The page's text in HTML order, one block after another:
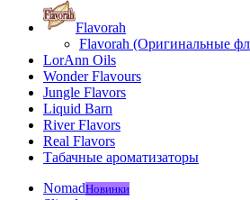
Flavorah
Flavorah (Оригинальные
LorAnn Oils
Wonder Flavours
Jungle Flavors
Liquid Barn
River Flavors
Real Flavors
Табачные ароматизаторы
NomadНовинки